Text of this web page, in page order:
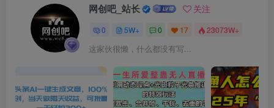
网创吧_站长 关注
0 5W+ 0 17 23073W+
这家伙很懒，什么都没有写...